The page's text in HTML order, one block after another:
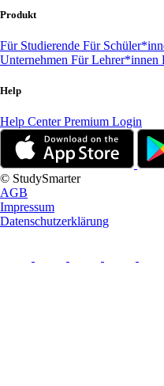
Produkt
Für Studierende Für
Unternehmen Für Lehrer*innen
Help
Help CenterPremium Login
© StudySmarter
AGB
Impressum
Datenschutzerklärung